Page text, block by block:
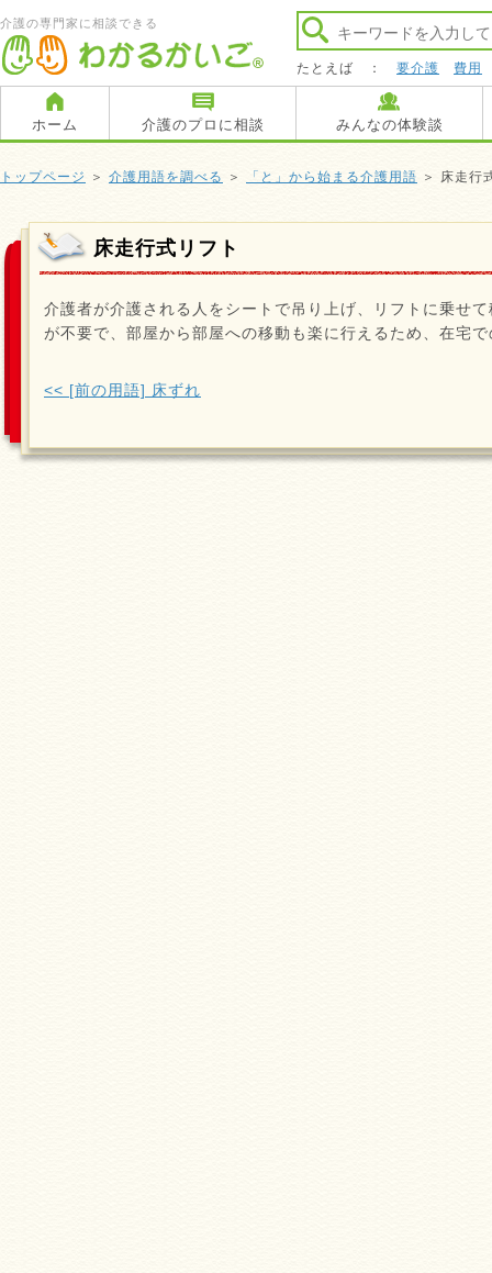
介護の専門家に相談できる
たとえば ： 要介護 費用
ホーム 介護のプロに相談 みんなの体験談
トップページ ＞ 介護用語を調べる ＞ 「と」から始まる介護用語 ＞ 床走行
床走行式リフト
介護者が介護される人をシートで吊り上げ、リフトに乗せ
が不要で、部屋から部屋への移動も楽に行えるため、在宅
<< [前の用語] 床ずれ